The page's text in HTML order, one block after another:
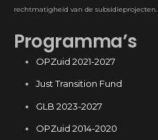
rechtmatigheid van de subsidieprojecten.
Programma’s
OPZuid 2021-2027
Just Transition Fund
GLB 2023-2027
OPZuid 2014-2020